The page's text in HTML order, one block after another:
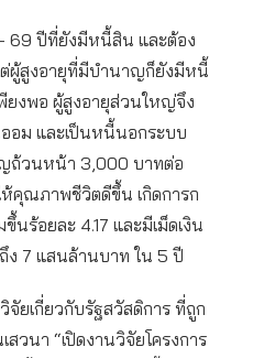
69 ปีที่ยังมีหนี้สิน และต้อง
ต่ผู้สูงอายุที่มีบำนาญก็ยังมีหนี้
พียงพอ ผู้สูงอายุส่วนใหญ่จึง
อม และเป็นหนี้นอกระบบ
ถ้วนหน้า 3,000 บาทต่อ
ห้คุณภาพชีวิตดีขึ้น เกิดการก
นร้อยละ 4.17 และมีเม็ดเงิน
ง 7 แสนล้านบาท ใน 5 ปี
ยเกี่ยวกับรัฐสวัสดิการ ที่ถูก
วนา “เปิดงานวิจัยโครงการ